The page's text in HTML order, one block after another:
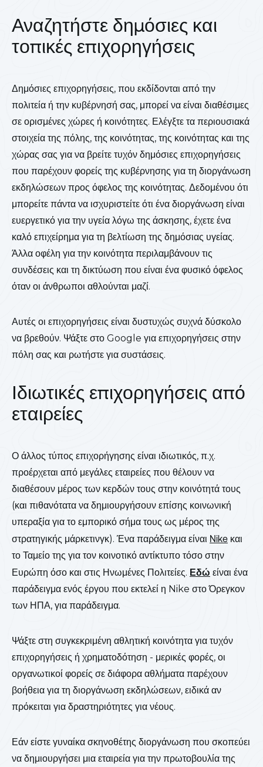
Αναζητήστε δημόσιες και
τοπικές επιχορηγήσεις
Δημόσιες επιχορηγήσεις, που εκδίδονται από την
πολιτεία ή την κυβέρνησή σας, μπορεί να είναι διαθέσιμες
σε ορισμένες χώρες ή κοινότητες. Ελέγξτε τα περιουσιακά
στοιχεία της πόλης, της κοινότητας, της κοινότητας και της
χώρας σας για να βρείτε τυχόν δημόσιες επιχορηγήσεις
που παρέχουν φορείς της κυβέρνησης για τη διοργάνωση
εκδηλώσεων προς όφελος της κοινότητας. Δεδομένου ότι
μπορείτε πάντα να ισχυριστείτε ότι ένα διοργάνωση είναι
ευεργετικό για την υγεία λόγω της άσκησης, έχετε ένα
καλό επιχείρημα για τη βελτίωση της δημόσιας υγείας.
Άλλα οφέλη για την κοινότητα περιλαμβάνουν τις
συνδέσεις και τη δικτύωση που είναι ένα φυσικό όφελος
όταν οι άνθρωποι αθλούνται μαζί.
Αυτές οι επιχορηγήσεις είναι δυστυχώς συχνά δύσκολο
να βρεθούν. Ψάξτε στο Google για επιχορηγήσεις στην
πόλη σας και ρωτήστε για συστάσεις.
Ιδιωτικές επιχορηγήσεις από
εταιρείες
Ο άλλος τύπος επιχορήγησης είναι ιδιωτικός, π.χ.
προέρχεται από μεγάλες εταιρείες που θέλουν να
διαθέσουν μέρος των κερδών τους στην κοινότητά τους
(και πιθανότατα να δημιουργήσουν επίσης κοινωνική
υπεραξία για το εμπορικό σήμα τους ως μέρος της
στρατηγικής μάρκετινγκ). Ένα παράδειγμα είναι Nike και
το Ταμείο της για τον κοινοτικό αντίκτυπο τόσο στην
Ευρώπη όσο και στις Ηνωμένες Πολιτείες. Εδώ είναι ένα
παράδειγμα ενός έργου που εκτελεί η Nike στο Όρεγκον
των ΗΠΑ, για παράδειγμα.
Ψάξτε στη συγκεκριμένη αθλητική κοινότητα για τυχόν
επιχορηγήσεις ή χρηματοδότηση - μερικές φορές, οι
οργανωτικοί φορείς σε διάφορα αθλήματα παρέχουν
βοήθεια για τη διοργάνωση εκδηλώσεων, ειδικά αν
πρόκειται για δραστηριότητες για νέους.
Εάν είστε γυναίκα σκηνοθέτης διοργάνωση που σκοπεύει
να δημιουργήσει μια εταιρεία για την πρωτοβουλία της